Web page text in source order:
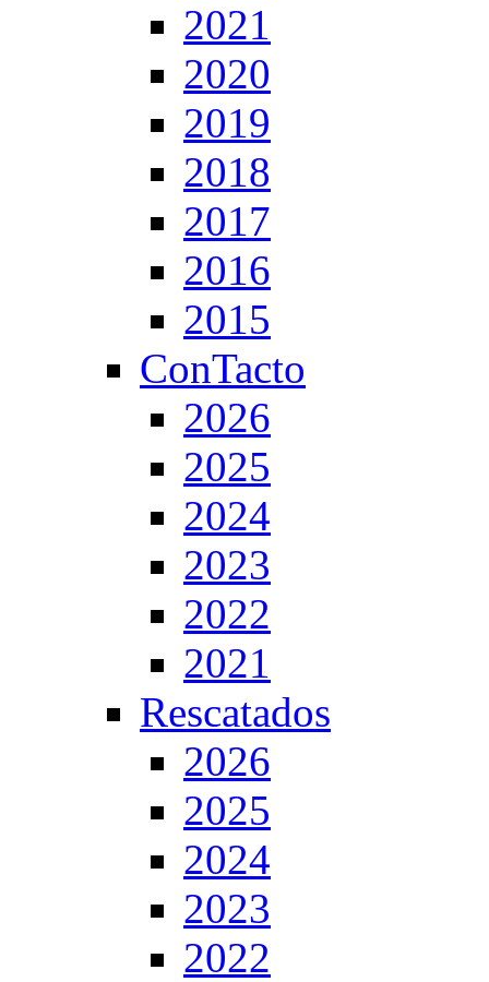
2021
2020
2019
2018
2017
2016
2015
ConTacto
2026
2025
2024
2023
2022
2021
Rescatados
2026
2025
2024
2023
2022